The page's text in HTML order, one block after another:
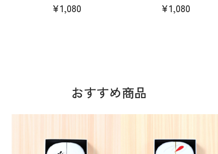
¥1,080 ¥1,080
おすすめ商品